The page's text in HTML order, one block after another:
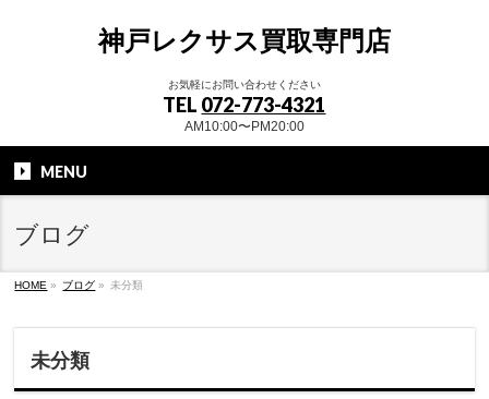
神戸レクサス買取専門店
お気軽にお問い合わせください
TEL 072-773-4321
AM10:00〜PM20:00
MENU
ブログ
HOME » ブログ » 未分類
未分類